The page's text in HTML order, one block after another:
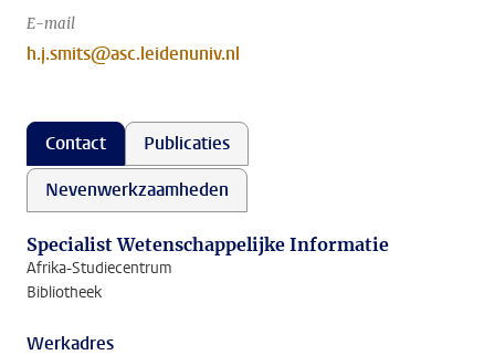
E-mail
h.j.smits@asc.leidenuniv.nl
Contact
Publicaties
Nevenwerkzaamheden
Specialist Wetenschappelijke Informatie
Afrika-Studiecentrum
Bibliotheek
Werkadres